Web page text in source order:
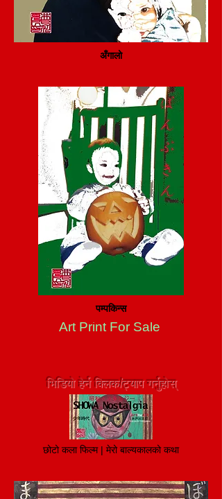
अँगालो
पम्पकिन्स
Art Print For Sale
भिडियो हेर्न क्लिक/ट्याप गर्नुहोस्
छोटो कला फिल्म | मेरो बाल्यकालको कथा